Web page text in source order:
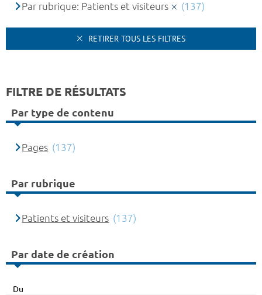
Par rubrique: Patients et visiteurs
(137)
RETIRER TOUS LES FILTRES
FILTRE DE RÉSULTATS
Par type de contenu
Pages (137)
Par rubrique
Patients et visiteurs (137)
Par date de création
Du